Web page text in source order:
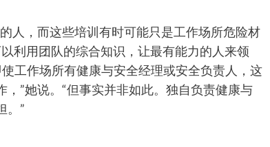
人，而这些培训有时可能只是工作场所危险材
利用团队的综合知识，让最有能力的人来领
工作场所有健康与安全经理或安全负责人，这
”她说。“但事实并非如此。独自负责健康与
。”